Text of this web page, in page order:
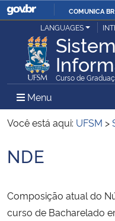
COMUNICA BR
Ministério da Justiça e
Ministério da Defesa
Ministério das Relações
Ministério da Economia
Ministério da Agricultura,
LANGUAGES
Curso de
Menu Menu
Você está aqui: UFSM >
Início do conteúdo
NDE
Composição atual do
curso de Bacharelado